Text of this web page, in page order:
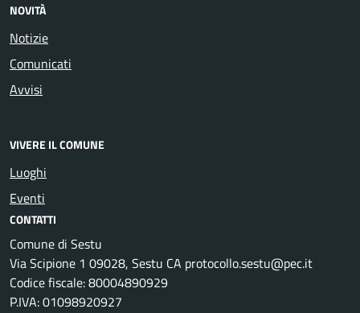
NOVITÀ
Notizie
Comunicati
Avvisi
VIVERE IL COMUNE
Luoghi
Eventi
CONTATTI
Comune di Sestu
Via Scipione 1 09028, Sestu CA protocollo.sestu@pec.it
Codice fiscale: 80004890929
P.IVA: 01098920927